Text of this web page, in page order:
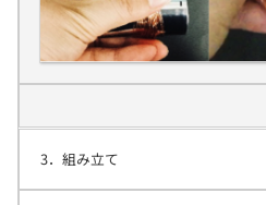
3．組み立て